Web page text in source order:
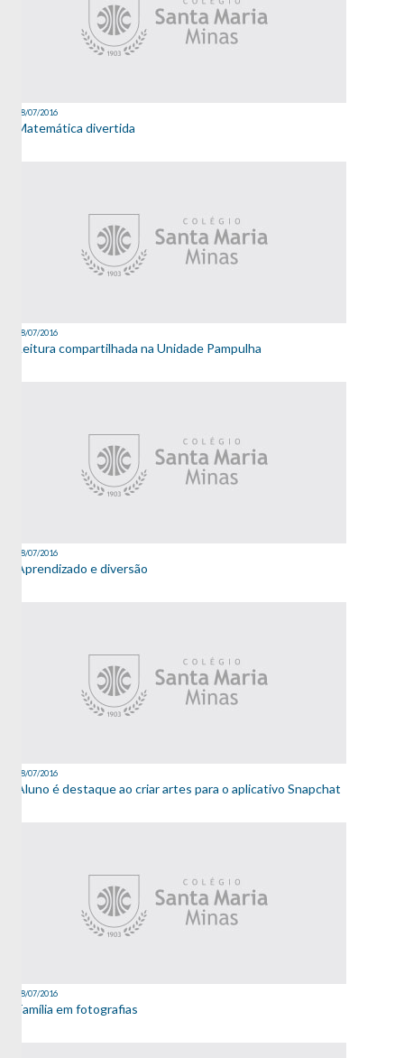
08/07/2016
Matemática divertida
08/07/2016
Leitura compartilhada na Unidade Pampulha
08/07/2016
Aprendizado e diversão
08/07/2016
Aluno é destaque ao criar artes para o aplicativo Snapchat
08/07/2016
Família em fotografias